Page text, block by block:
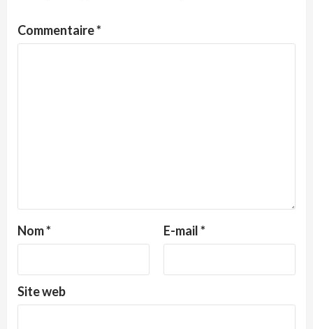
Commentaire*
Nom* E-mail*
Site web